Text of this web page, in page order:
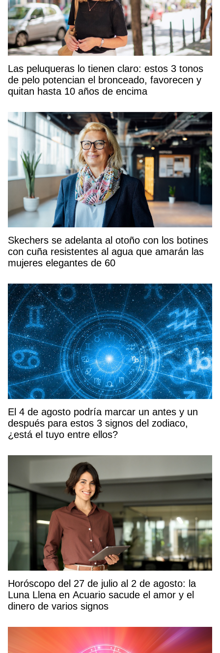
Las peluqueras lo tienen claro: estos 3 tonos
de pelo potencian el bronceado, favorecen y
quitan hasta 10 años de encima
Skechers se adelanta al otoño con los botines
con cuña resistentes al agua que amarán las
mujeres elegantes de 60
El 4 de agosto podría marcar un antes y un
después para estos 3 signos del zodiaco,
¿está el tuyo entre ellos?
Horóscopo del 27 de julio al 2 de agosto: la
Luna Llena en Acuario sacude el amor y el
dinero de varios signos